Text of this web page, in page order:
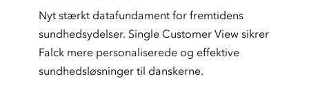
Nyt stærkt datafundament for fremtidens
sundhedsydelser. Single Customer View sikrer
Falck mere personaliserede og effektive
sundhedsløsninger til danskerne.